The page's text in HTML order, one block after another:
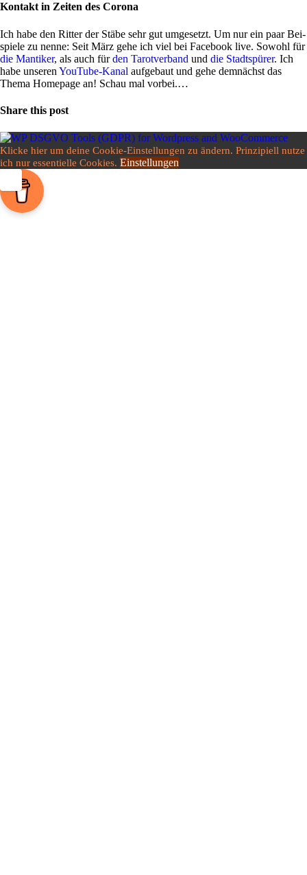
Kontakt in Zeiten des Corona
Ich habe den Ritter der Stäbe sehr gut umge­setzt. Um nur ein paar Bei­
spiele zu nenne: Seit März gehe ich viel bei Face­book live. Sowohl für
die Man­tiker, als auch fürden Tarot­ver­band und die Stadt­spürer. Ich
habe unseren You­Tube-Kanal auf­ge­baut und gehe dem­nächst das
Thema Home­page an! Schau mal vorbei.…
Share this post
Klicke hier um deine Cookie-Einstellungen zu ändern. Prinzipiell nutze
ich nur essentielle Cookies. Einstellungen